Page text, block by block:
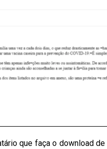
que faça o download